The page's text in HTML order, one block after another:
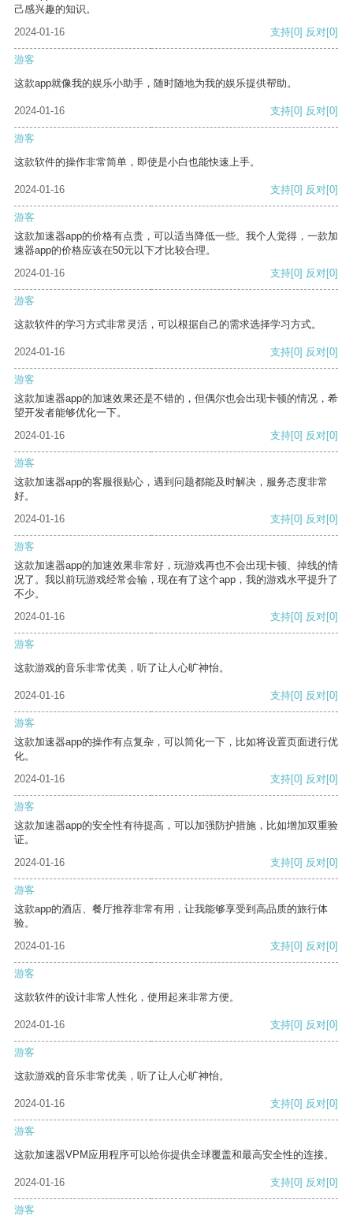
己感兴趣的知识。
2024-01-16
支持[0] 反对[0]
游客
这款app就像我的娱乐小助手，随时随地为我的娱乐提供帮助。
2024-01-16 支持[0] 反对[0]
游客
这款软件的操作非常简单，即使是小白也能快速上手。
2024-01-16 支持[0] 反对[0]
游客
这款加速器app的价格有点贵，可以适当降低一些。我个人觉得，一款加
速器app的价格应该在50元以下才比较合理。
2024-01-16
支持[0] 反对[0]
游客
这款软件的学习方式非常灵活，可以根据自己的需求选择学习方式。
2024-01-16 支持[0] 反对[0]
游客
这款加速器app的加速效果还是不错的，但偶尔也会出现卡顿的情况，希
望开发者能够优化一下。
2024-01-16
支持[0] 反对[0]
游客
这款加速器app的客服很贴心，遇到问题都能及时解决，服务态度非常
好。
2024-01-16
支持[0] 反对[0]
游客
这款加速器app的加速效果非常好，玩游戏再也不会出现卡顿、掉线的情
况了。我以前玩游戏经常会输，现在有了这个app，我的游戏水平提升了
不少。
2024-01-16
支持[0] 反对[0]
游客
这款游戏的音乐非常优美，听了让人心旷神怡。
2024-01-16 支持[0] 反对[0]
游客
这款加速器app的操作有点复杂，可以简化一下，比如将设置页面进行优
化。
2024-01-16
支持[0] 反对[0]
游客
这款加速器app的安全性有待提高，可以加强防护措施，比如增加双重验
证。
2024-01-16
支持[0] 反对[0]
游客
这款app的酒店、餐厅推荐非常有用，让我能够享受到高品质的旅行体
验。
2024-01-16
支持[0] 反对[0]
游客
这款软件的设计非常人性化，使用起来非常方便。
2024-01-16 支持[0] 反对[0]
游客
这款游戏的音乐非常优美，听了让人心旷神怡。
2024-01-16 支持[0] 反对[0]
游客
这款加速器VPM应用程序可以给你提供全球覆盖和最高安全性的连接。
2024-01-16 支持[0] 反对[0]
游客